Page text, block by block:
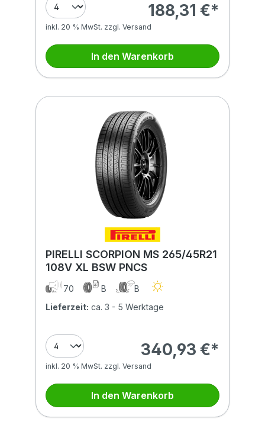
188,31 €*
inkl. 20 % MwSt. zzgl. Versand
In den Warenkorb
PIRELLI SCORPION MS 265/45R21
108V XL BSW PNCS
70 B
B
Lieferzeit: ca. 3 - 5 Werktage
340,93 €*
inkl. 20 % MwSt. zzgl. Versand
In den Warenkorb